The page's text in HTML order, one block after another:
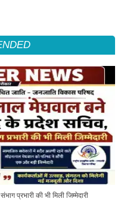
प्रभारी की भी मिली जिम्मेदारी